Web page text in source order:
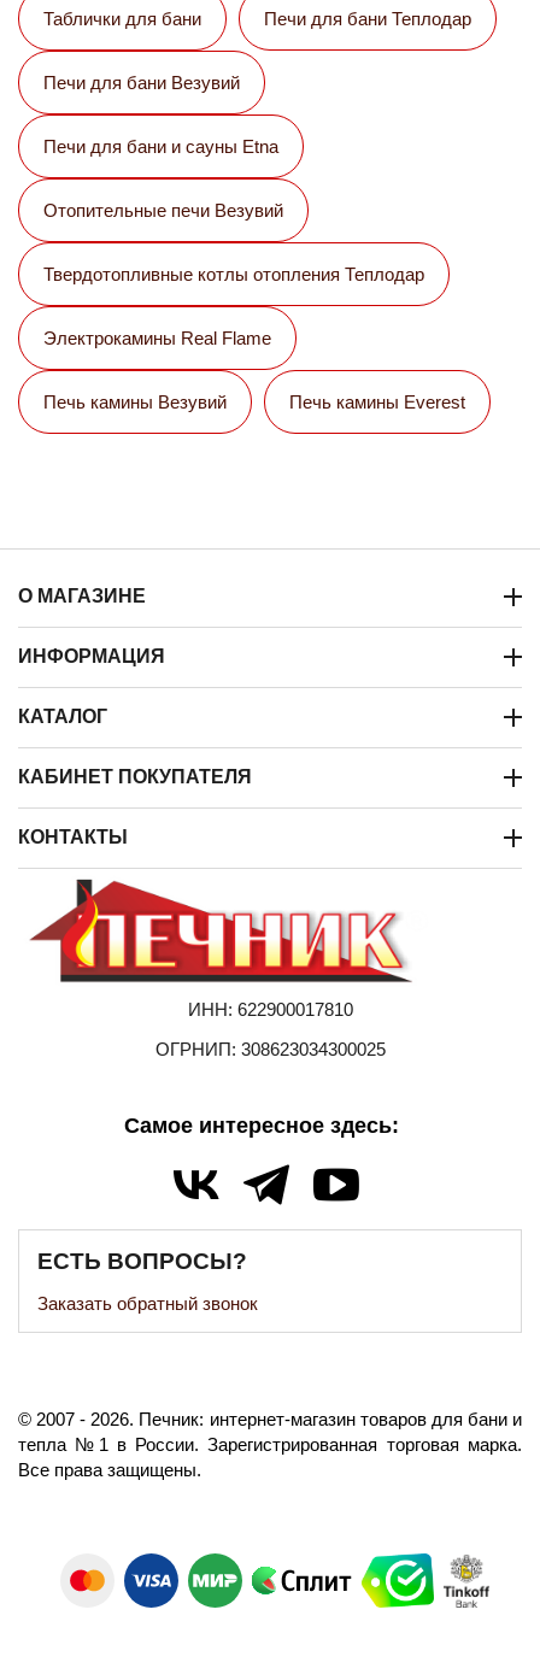
Таблички для бани Печи для бани Теплодар
Печи для бани Везувий
Печи для бани и сауны Etna
Отопительные печи Везувий
Твердотопливные котлы отопления Теплодар
Электрокамины Real Flame
Печь камины Везувий Печь камины Everest
О МАГАЗИНЕ
ИНФОРМАЦИЯ
КАТАЛОГ
КАБИНЕТ ПОКУПАТЕЛЯ
КОНТАКТЫ
ИНН: 622900017810
ОГРНИП: 308623034300025
Самое интересное здесь:
ЕСТЬ ВОПРОСЫ?
Заказать обратный звонок
©️ 2007 - 2026. Печник: интернет-магазин товаров для бани и
тепла №1 в России. Зарегистрированная торговая марка.
Все права защищены.